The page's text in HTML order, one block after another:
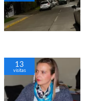
13
visitas